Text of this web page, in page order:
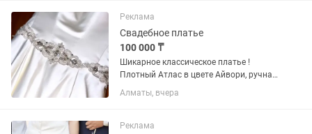
Реклама
Свадебное платье
100 000 ₸
Шикарное классическое платье !
Плотный Атлас в цвете Айвори, ручная
работа по аппликации , королевский
шлейф …. Куплено в салоне Zlatti, одна
Надето 1 раз ! После...
Алматы, вчера
Реклама